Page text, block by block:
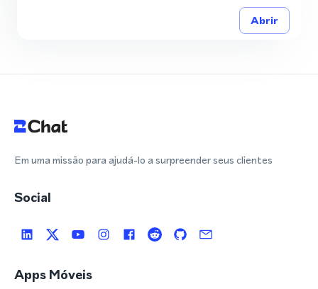
Abrir
Em uma missão para ajudá-lo a surpreender seus clientes
Social
Apps Móveis